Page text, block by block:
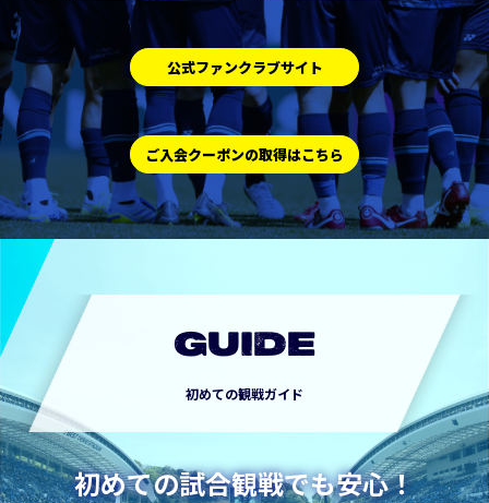
公式ファンクラブサイト
ご入会クーポンの取得はこちら
GUIDE
初めての観戦ガイド
初めての試合観戦でも安心！